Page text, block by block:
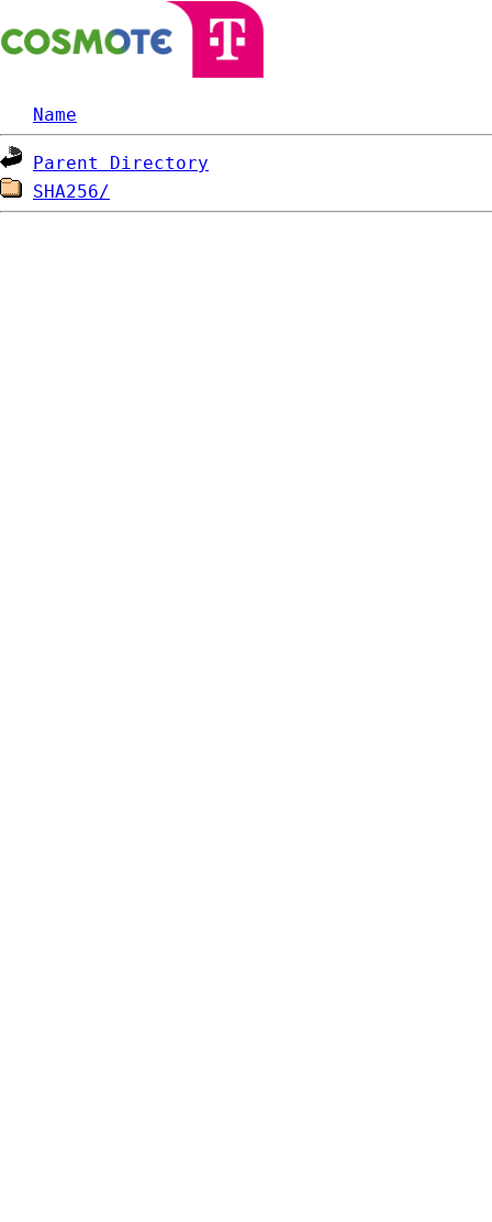
Name
Parent Directory
SHA256/